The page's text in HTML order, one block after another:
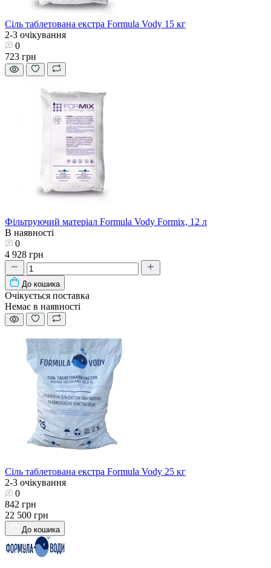
Сіль таблетована екстра Formula Vody 15 кг
2-3 очікування
0
723 грн
Фільтруючий матеріал Formula Vody Formix, 12 л
В наявності
0
4 928 грн
До кошика
Очікується поставка
Немає в наявності
Сіль таблетована екстра Formula Vody 25 кг
2-3 очікування
0
842 грн
22 500 грн
До кошика